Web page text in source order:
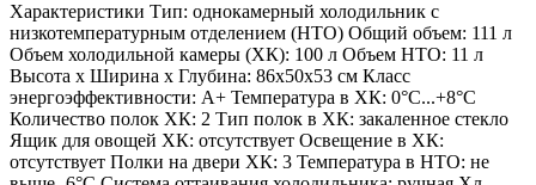
Характеристики Тип: однокамерный холодильник с
низкотемпературным отделением (НТО) Общий объем: 111 л
Объем холодильной камеры (ХК): 100 л Объем НТО: 11 л
Высота х Ширина х Глубина: 86x50x53 см Класс
энергоэффективности: A+ Температура в ХК: 0°С...+8°С
Количество полок ХК: 2 Тип полок в ХК: закаленное стекло
Ящик для овощей ХК: отсутствует Освещение в ХК:
отсутствует Полки на двери ХК: 3 Температура в НТО: не